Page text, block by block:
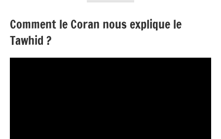
Comment le Coran nous explique le
Tawhid ?